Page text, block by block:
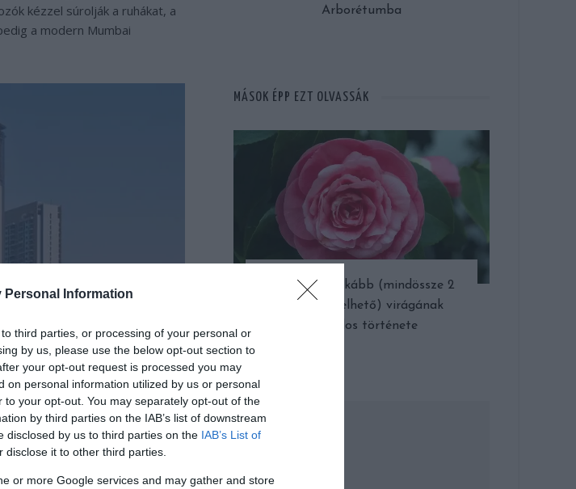
Personal Information
third parties, or processing of your personal or
by us, please use the below opt-out section to
your opt-out request is processed you may
on personal information utilized by us or personal
your opt-out. You may separately opt-out of the
by third parties on the IAB’s list of downstream
disclosed by us to third parties on the IAB’s List of
disclose it to other third parties.
or more Google services and may gather and store
kézzel súrolják a ruhákat, a
a modern Mumbai
Arborétumba
MÁSOK ÉPP EZT OLVASSÁK
A világ legritkább (mindössze 2
helyen fellelhető) virágának
kalandos története